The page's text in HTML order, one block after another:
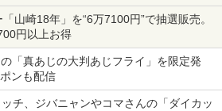
山崎18年」を“6万7100円”で抽選販売。
円以上お得
「真あじの大判あじフライ」を限定発
ンも配信
チ、ジバニャンやコマさんの「ダイカッ